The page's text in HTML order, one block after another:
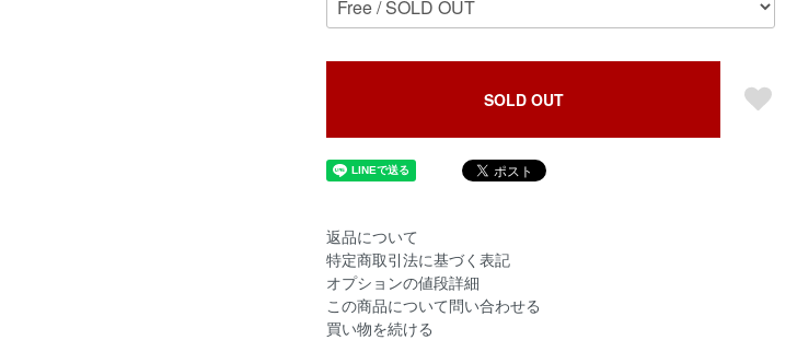
SOLD OUT
返品について
特定商取引法に基づく表記
オプションの値段詳細
この商品について問い合わせる
買い物を続ける